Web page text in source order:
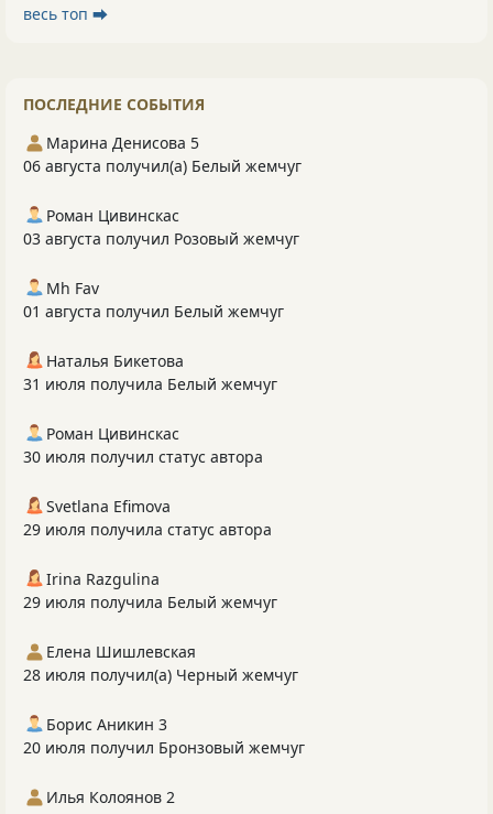
весь топ ⮕
ПОСЛЕДНИЕ СОБЫТИЯ
Марина Денисова 5
06 августа получил(а) Белый жемчуг
Роман Цивинскас
03 августа получил Розовый жемчуг
Mh Fav
01 августа получил Белый жемчуг
Наталья Бикетова
31 июля получила Белый жемчуг
Роман Цивинскас
30 июля получил статус автора
Svetlana Efimova
29 июля получила статус автора
Irina Razgulina
29 июля получила Белый жемчуг
Елена Шишлевская
28 июля получил(а) Черный жемчуг
Борис Аникин 3
20 июля получил Бронзовый жемчуг
Илья Колоянов 2